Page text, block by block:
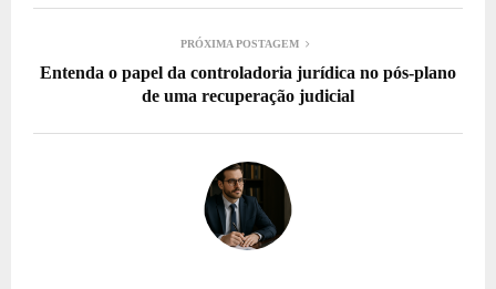
PRÓXIMA POSTAGEM
Entenda o papel da controladoria jurídica no pós-plano
de uma recuperação judicial